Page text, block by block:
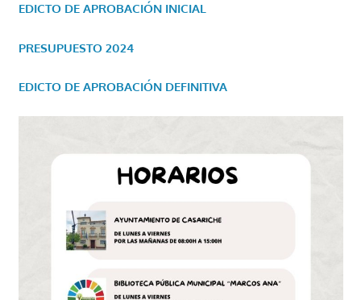
EDICTO DE APROBACIÓN INICIAL
PRESUPUESTO 2024
EDICTO DE APROBACIÓN DEFINITIVA